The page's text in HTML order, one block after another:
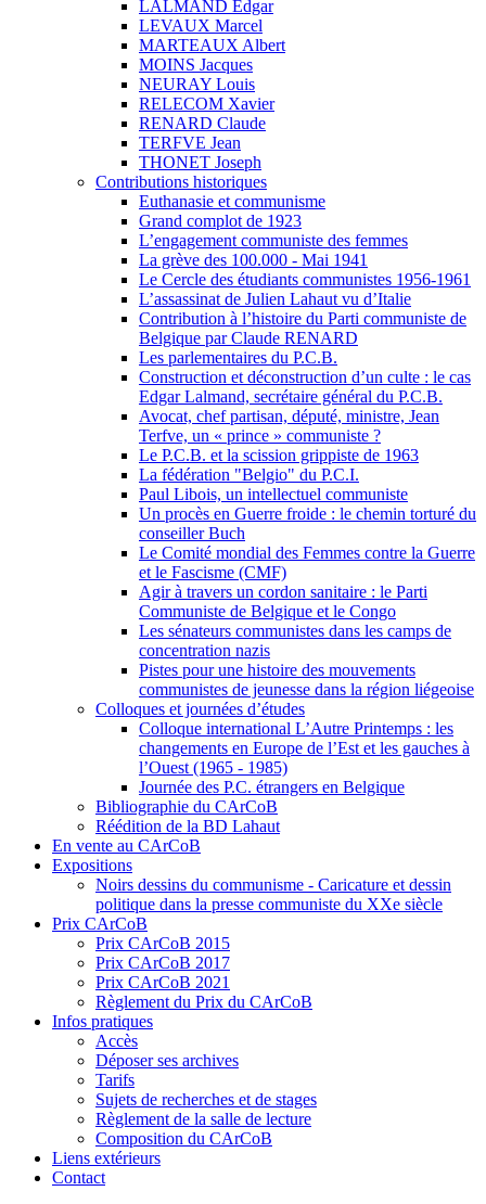
LALMAND Edgar
LEVAUX Marcel
MARTEAUX Albert
MOINS Jacques
NEURAY Louis
RELECOM Xavier
RENARD Claude
TERFVE Jean
THONET Joseph
Contributions historiques
Euthanasie et communisme
Grand complot de 1923
L’engagement communiste des femmes
La grève des 100.000 - Mai 1941
Le Cercle des étudiants communistes 1956-1961
L’assassinat de Julien Lahaut vu d’Italie
Contribution à l’histoire du Parti communiste de
Belgique par Claude RENARD
Les parlementaires du P.C.B.
Construction et déconstruction d’un culte : le cas
Edgar Lalmand, secrétaire général du P.C.B.
Avocat, chef partisan, député, ministre, Jean
Terfve, un « prince » communiste ?
Le P.C.B. et la scission grippiste de 1963
La fédération "Belgio" du P.C.I.
Paul Libois, un intellectuel communiste
Un procès en Guerre froide : le chemin torturé du
conseiller Buch
Le Comité mondial des Femmes contre la Guerre
et le Fascisme (CMF)
Agir à travers un cordon sanitaire : le Parti
Communiste de Belgique et le Congo
Les sénateurs communistes dans les camps de
concentration nazis
Pistes pour une histoire des mouvements
communistes de jeunesse dans la région liégeoise
Colloques et journées d’études
Colloque international L’Autre Printemps : les
changements en Europe de l’Est et les gauches à
l’Ouest (1965 - 1985)
Journée des P.C. étrangers en Belgique
Bibliographie du CArCoB
Réédition de la BD Lahaut
En vente au CArCoB
Expositions
Noirs dessins du communisme - Caricature et dessin
politique dans la presse communiste du XXe siècle
Prix CArCoB
Prix CArCoB 2015
Prix CArCoB 2017
Prix CArCoB 2021
Règlement du Prix du CArCoB
Infos pratiques
Accès
Déposer ses archives
Tarifs
Sujets de recherches et de stages
Règlement de la salle de lecture
Composition du CArCoB
Liens extérieurs
Contact